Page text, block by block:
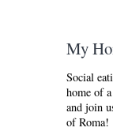
My
Social
home of
and join
of Roma!